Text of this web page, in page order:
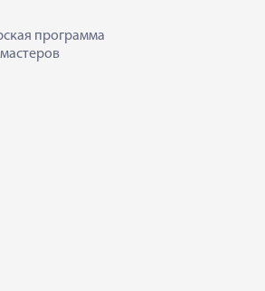
программа